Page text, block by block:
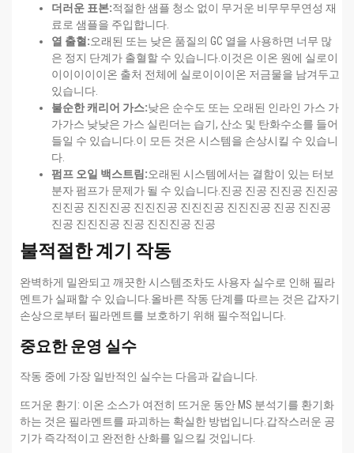
더러운 표본:적절한 샘플 청소 없이 무거운 비무무무연성 재
료로 샘플을 주입합니다.
열 출혈:오래된 또는 낮은 품질의 GC 열을 사용하면 너무 많
은 정지 단계가 출혈할 수 있습니다.이것은 이온 원에 실로이
이이이이이온 출처 전체에 실로이이이온 저금물을 남겨두고
있습니다.
불순한 캐리어 가스:낮은 순수도 또는 오래된 인라인 가스 가
가가스 낮낮은 가스 실린더는 습기, 산소 및 탄화수소를 들어
들일 수 있습니다.이 모든 것은 시스템을 손상시킬 수 있습니
다.
펌프 오일 백스트림:오래된 시스템에서는 결함이 있는 터보
분자 펌프가 문제가 될 수 있습니다.진공 진공 진진공 진진공
진진공 진진진공 진진진공 진진진공 진진진공 진공 진진공
진공 진진진공 진공 진진진공 진공
불적절한 계기 작동
완벽하게 밀완되고 깨끗한 시스템조차도 사용자 실수로 인해 필라
멘트가 실패할 수 있습니다.올바른 작동 단계를 따르는 것은 갑자기
손상으로부터 필라멘트를 보호하기 위해 필수적입니다.
중요한 운영 실수
작동 중에 가장 일반적인 실수는 다음과 같습니다.
뜨거운 환기: 이온 소스가 여전히 뜨거운 동안 MS 분석기를 환기화
하는 것은 필라멘트를 파괴하는 확실한 방법입니다.갑작스러운 공
기가 즉각적이고 완전한 산화를 일으킬 것입니다.